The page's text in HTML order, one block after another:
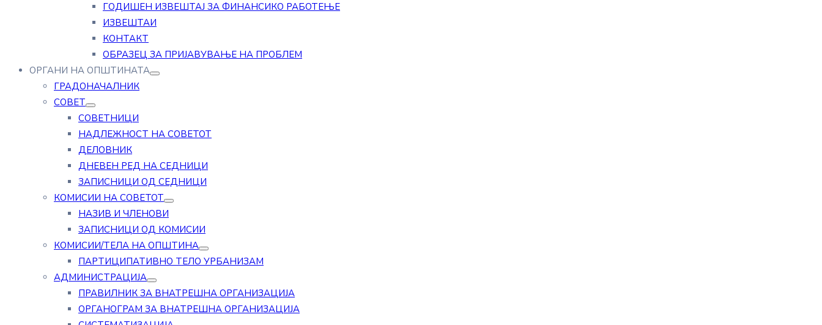
ГОДИШЕН ИЗВЕШТАЈ ЗА ФИНАНСИКО РАБОТЕЊЕ
ИЗВЕШТАИ
КОНТАКТ
ОБРАЗЕЦ ЗА ПРИЈАВУВАЊЕ НА ПРОБЛЕМ
ОРГАНИ НА ОПШТИНАТА
ГРАДОНАЧАЛНИК
СОВЕТ
СОВЕТНИЦИ
НАДЛЕЖНОСТ НА СОВЕТОТ
ДЕЛОВНИК
ДНЕВЕН РЕД НА СЕДНИЦИ
ЗАПИСНИЦИ ОД СЕДНИЦИ
КОМИСИИ НА СОВЕТОТ
НАЗИВ И ЧЛЕНОВИ
ЗАПИСНИЦИ ОД КОМИСИИ
КОМИСИИ/ТЕЛА НА ОПШТИНА
ПАРТИЦИПАТИВНО ТЕЛО УРБАНИЗАМ
АДМИНИСТРАЦИЈА
ПРАВИЛНИК ЗА ВНАТРЕШНА ОРГАНИЗАЦИЈА
ОРГАНОГРАМ ЗА ВНАТРЕШНА ОРГАНИЗАЦИЈА